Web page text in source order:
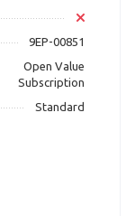
9EP-00851
Open Value
Subscription
Standard